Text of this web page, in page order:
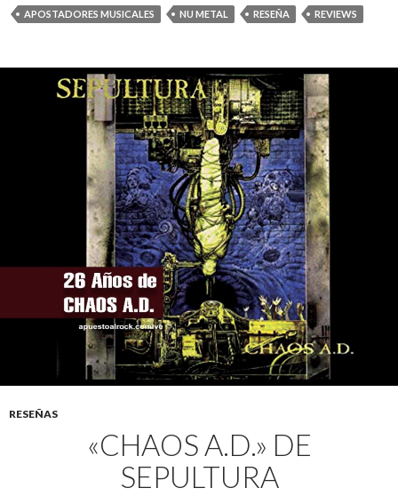
APOSTADORES MUSICALES NU METAL RESEÑA REVIEWS
RESEÑAS
«CHAOS A.D.» DE
SEPULTURA